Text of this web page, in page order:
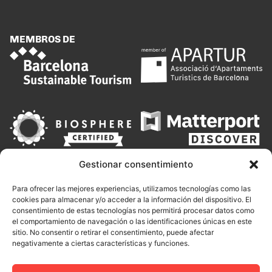
Gestionar consentimiento
Para ofrecer las mejores experiencias, utilizamos tecnologías como las
cookies para almacenar y/o acceder a la información del dispositivo. El
consentimiento de estas tecnologías nos permitirá procesar datos como
el comportamiento de navegación o las identificaciones únicas en este
sitio. No consentir o retirar el consentimiento, puede afectar
negativamente a ciertas características y funciones.
MEMBROS DE